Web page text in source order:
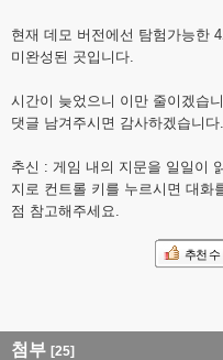
현재 데모 버전에선 탐험가능한
미완성된 곳입니다.
시간이 늦었으니 이만 줄이겠습
댓글 남겨주시면 감사하겠습니다.
추신 : 게임 내의 지문을 일일이
지로 컨트롤 키를 누르시면 대화
점 참고해주세요.
추천 수
첨부 [25]